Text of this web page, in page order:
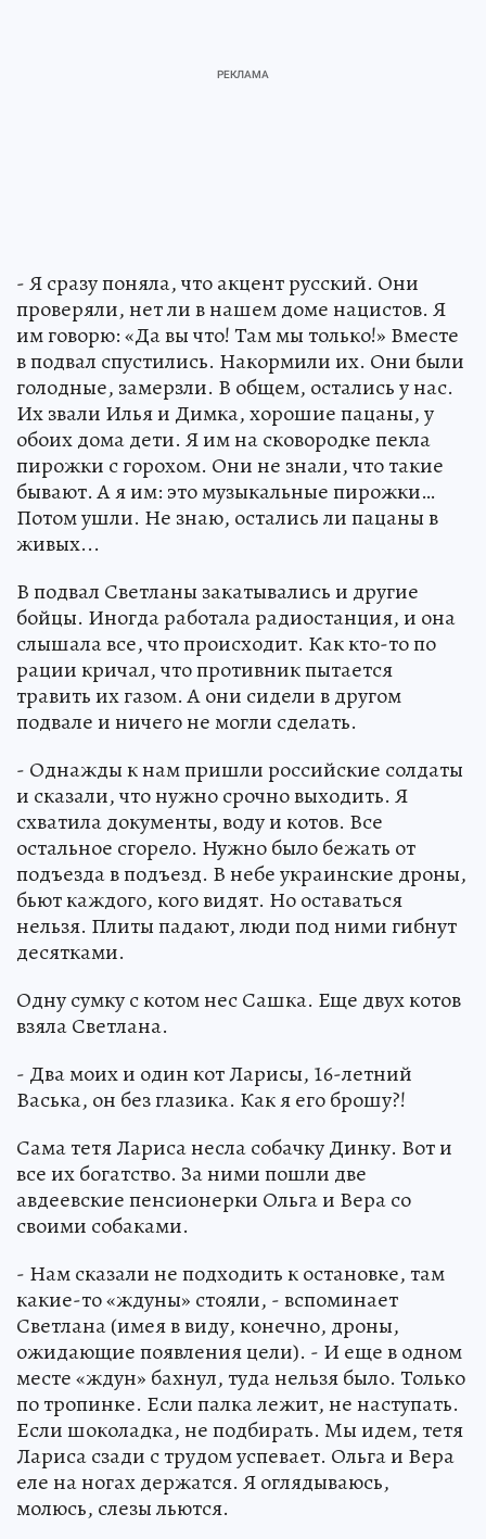
- Я сразу поняла, что акцент русский. Они
проверяли, нет ли в нашем доме нацистов. Я
им говорю: «Да вы что! Там мы только!» Вместе
в подвал спустились. Накормили их. Они были
голодные, замерзли. В общем, остались у нас.
Их звали Илья и Димка, хорошие пацаны, у
обоих дома дети. Я им на сковородке пекла
пирожки с горохом. Они не знали, что такие
бывают. А я им: это музыкальные пирожки…
Потом ушли. Не знаю, остались ли пацаны в
живых...
В подвал Светланы закатывались и другие
бойцы. Иногда работала радиостанция, и она
слышала все, что происходит. Как кто-то по
рации кричал, что противник пытается
травить их газом. А они сидели в другом
подвале и ничего не могли сделать.
- Однажды к нам пришли российские солдаты
и сказали, что нужно срочно выходить. Я
схватила документы, воду и котов. Все
остальное сгорело. Нужно было бежать от
подъезда в подъезд. В небе украинские дроны,
бьют каждого, кого видят. Но оставаться
нельзя. Плиты падают, люди под ними гибнут
десятками.
Одну сумку с котом нес Сашка. Еще двух котов
взяла Светлана.
- Два моих и один кот Ларисы, 16-летний
Васька, он без глазика. Как я его брошу?!
Сама тетя Лариса несла собачку Динку. Вот и
все их богатство. За ними пошли две
авдеевские пенсионерки Ольга и Вера со
своими собаками.
- Нам сказали не подходить к остановке, там
какие-то «ждуны» стояли, - вспоминает
Светлана (имея в виду, конечно, дроны,
ожидающие появления цели). - И еще в одном
месте «ждун» бахнул, туда нельзя было. Только
по тропинке. Если палка лежит, не наступать.
Если шоколадка, не подбирать. Мы идем, тетя
Лариса сзади с трудом успевает. Ольга и Вера
еле на ногах держатся. Я оглядываюсь,
молюсь, слезы льются.